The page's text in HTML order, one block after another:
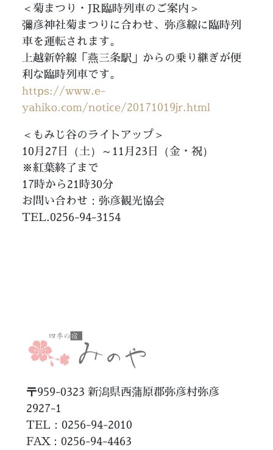
＜菊まつり・JR臨時列車のご案内＞
彌彦神社菊まつりに合わせ、弥彦線に臨時列
車を運転されます。
上越新幹線「燕三条駅」からの乗り継ぎが便
利な臨時列車です。
https://www.e-
yahiko.com/notice/20171019jr.html
＜もみじ谷のライトアップ＞
10月27日（土）～11月23日（金・祝）
※紅葉終了まで
17時から21時30分
お問い合わせ：弥彦観光協会
TEL.0256-94-3154
〒959-0323 新潟県西蒲原郡弥彦村弥彦
2927-1
TEL：0256-94-2010
FAX：0256-94-4463